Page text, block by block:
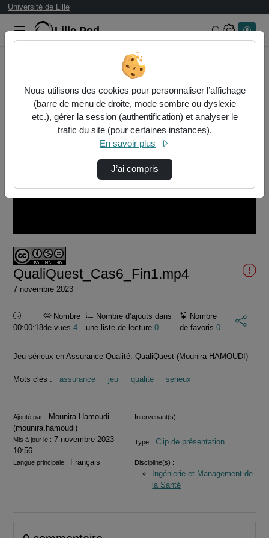
Université de Lille
Lille.Pod Rechercher
QualiQuest_Cas6_Fin1.mp4
Lire
vidéo
QualiQuest_Cas6_Fin1.mp4
7 novembre 2023
Durée :
00:00:18
Nombre
de vues 4
Nombre d’ajouts dans
une liste de lecture0
Nombre
de favoris 0
Jeu sérieux en Assurance Qualité: QualiQuest (Mounira HAMOUDI)
Mots clés : assurance jeu qualite serieux
Informations
Ajouté par : Mounira Hamoudi
(mounira.hamoudi)
Intervenant(s) :
Mis à jour le : 7 novembre 2023
10:56
Type : Clip de présentation
Langue principale : Français Discipline(s) :
Ingénierie et Management de
la Santé
Nous utilisons des cookies pour personnaliser l’affichage
(barre de menu de droite, mode sombre ou dyslexie
etc.), gérer la session (authentification) et analyser le
trafic du site (pour certaines instances).
En savoir plus
J’ai compris